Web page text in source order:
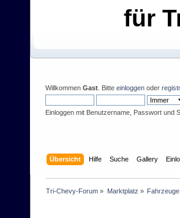
für
Willkommen Gast . Bitte einloggen oder
Einloggen mit Benutzername, Passwort und
Übersicht Hilfe Suche Gallery
Tri-Chevy-Forum » Marktplatz »